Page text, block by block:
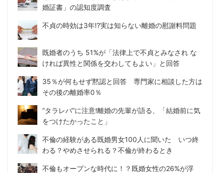
婚証書」の認知度調査
不貞の時効は3年!?実は知らない離婚の慰謝料問題
既婚者のうち 51%が「法律上で不貞とみなされ な
ければ異性と関係を交わしてもよい」と回答
35％が何もせず黙認と回答 専門家に相談した方は
その後の離婚率0％
“タラレバ”に注意!離婚の先輩が語る、「結婚前に気
をつけたかったこと」
不倫の経験がある既婚男女100人に聞いた いつ終
わる？やめさせられる？不倫が終わるとき
不倫もオープンな時代に！？既婚女性の26%が浮